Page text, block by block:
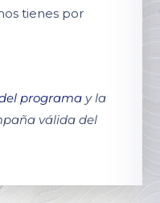
tienes por
programa y la
válida del